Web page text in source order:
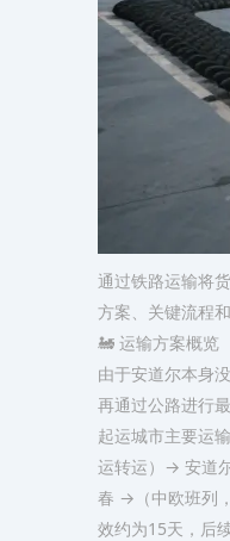
通过铁路运输将
方案、关键流程
🚂 运输方案概览
由于安道尔本身
再通过公路进行
起运城市主要运
运转运）→ 安道
春 →（中欧班列
效约为15天，后